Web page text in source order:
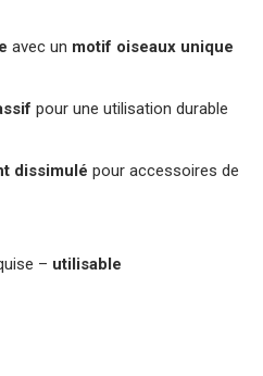
avec un motif oiseaux unique
pour une utilisation durable
dissimulé pour accessoires de
– utilisable